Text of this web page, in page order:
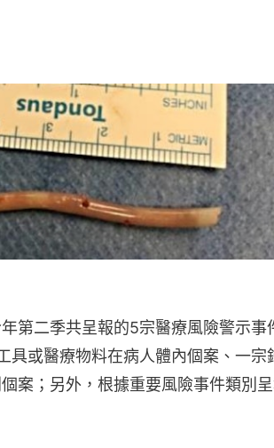
第二季共呈報的5宗醫療風險警示事
具或醫療物料在病人體內個案、一宗
案；另外，根據重要風險事件類別